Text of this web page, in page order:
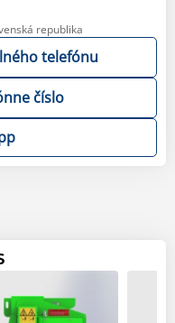
republika
telefónu
číslo